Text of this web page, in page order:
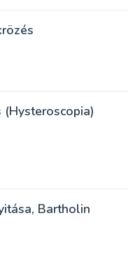
(Hysteroscopia)
Bartholin